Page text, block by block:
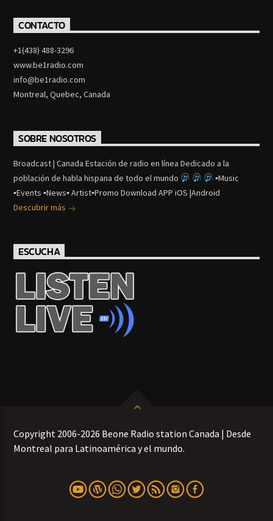
CONTACTO
+1(438) 488-3296
www.be1radio.com
info@be1radio.com
Montreal, Quebec, Canada
SOBRE NOSOTROS
Broadcast | Canada Estación de radio en línea Dedicado a la
población de habla hispana de todo el mundo
▪Music
▪Events ▪News▪ Artist▪Promo Download APP iOS |Android
Descubrir más
ESCUCHA
Copyright 2006-2026 Beone Radio station Canada | Desde
Montreal para Latinoamérica y el mundo.